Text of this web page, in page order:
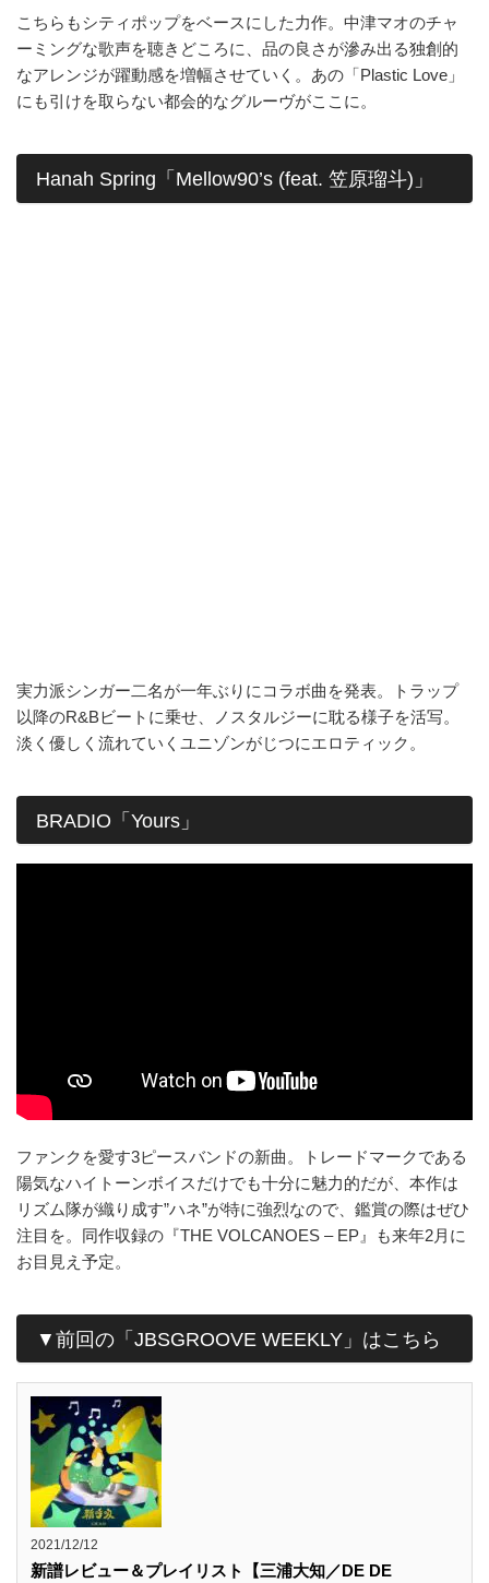
こちらもシティポップをベースにした力作。中津マオのチャ
ーミングな歌声を聴きどころに、品の良さが滲み出る独創的
なアレンジが躍動感を増幅させていく。あの「Plastic Love」
にも引けを取らない都会的なグルーヴがここに。
Hanah Spring「Mellow90’s (feat. 笠原瑠斗)」
実力派シンガー二名が一年ぶりにコラボ曲を発表。トラップ
以降のR&Bビートに乗せ、ノスタルジーに耽る様子を活写。
淡く優しく流れていくユニゾンがじつにエロティック。
BRADIO「Yours」
ファンクを愛す3ピースバンドの新曲。トレードマークである
陽気なハイトーンボイスだけでも十分に魅力的だが、本作は
リズム隊が織り成す”ハネ”が特に強烈なので、鑑賞の際はぜひ
注目を。同作収録の『THE VOLCANOES – EP』も来年2月に
お目見え予定。
▼前回の「JBSGROOVE WEEKLY」はこちら
2021/12/12
新譜レビュー＆プレイリスト【三浦大知／DE DE